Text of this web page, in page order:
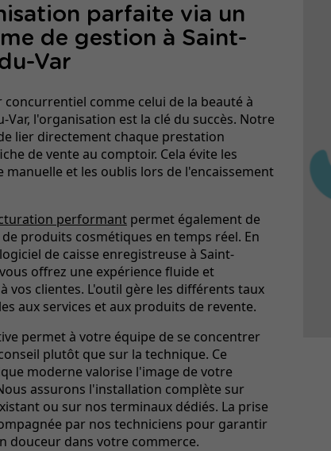
parfaite via un
de gestion à Saint-
Var
concurrentiel comme celui de la beauté à
Var, l'organisation est la clé du succès. Notre
lier directement chaque prestation
de vente au comptoir. Cela évite les
manuelle et les oublis lors de l'encaissement
performantpermet également de
produits cosmétiques en temps réel. En
de caisse enregistreuse à Saint-
offrez une expérience fluide et
vos clientes. L'outil gère les différents taux
aux services et aux produits de revente.
permet à votre équipe de se concentrer
plutôt que sur la technique. Ce
moderne valorise l'image de votre
assurons l'installation complète sur
ou sur nos terminaux dédiés. La prise
par nos techniciens pour garantir
douceur dans votre commerce.